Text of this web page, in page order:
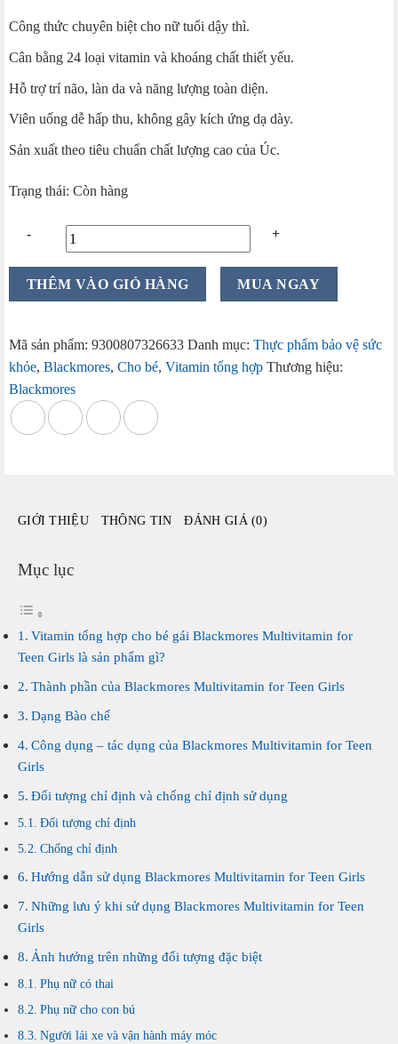
là:
399.000 ₫.
tại
là:
Công thức chuyên biệt cho nữ tuổi dậy thì.
Cân bằng 24 loại vitamin và khoáng chất thiết yếu.
Hỗ trợ trí não, làn da và năng lượng toàn diện.
Viên uống dễ hấp thu, không gây kích ứng dạ dày.
Sản xuất theo tiêu chuẩn chất lượng cao của Úc.
Trạng thái: Còn hàng
Vitamin
cho
Blackmores
Multivitamin
for
viên
Úc
lượng
THÊM VÀO GIỎ HÀNG MUA NGAY
Mã sản phẩm: 9300807326633 Danh mục: Thực phẩm bảo vệ sức
khỏe, Blackmores, Cho bé, Vitamin tổng hợp Thương hiệu:
Blackmores
GIỚI THIỆU THÔNG TIN ĐÁNH GIÁ (0)
Mục lục
Vitamin tổng hợp cho bé gái Blackmores Multivitamin for
Teen Girls là sản phẩm gì?
Thành phần của Blackmores Multivitamin for Teen Girls
Dạng Bào chế
Công dụng – tác dụng của Blackmores Multivitamin for Teen
Girls
Đối tượng chỉ định và chống chỉ định sử dụng
Đối tượng chỉ định
Chống chỉ định
Hướng dẫn sử dụng Blackmores Multivitamin for Teen Girls
Những lưu ý khi sử dụng Blackmores Multivitamin for Teen
Girls
Ảnh hưởng trên những đối tượng đặc biệt
Phụ nữ có thai
Phụ nữ cho con bú
Người lái xe và vận hành máy móc